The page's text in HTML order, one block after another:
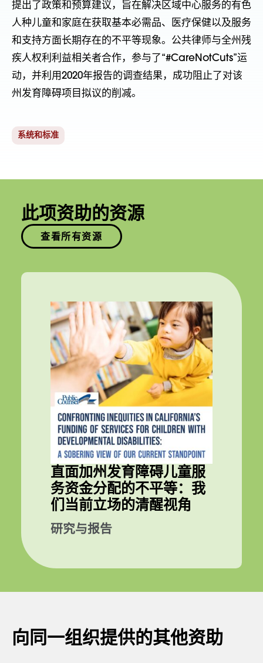
提出了政策和预算建议，旨在解决区域中心服务的有色
人种儿童和家庭在获取基本必需品、医疗保健以及服务
和支持方面长期存在的不平等现象。公共律师与全州残
疾人权利利益相关者合作，参与了“#CareNotCuts”运
动，并利用2020年报告的调查结果，成功阻止了对该
州发育障碍项目拟议的削减。
系统和标准
此项资助的资源
查看所有资源
直面加州发育障碍儿童服
务资金分配的不平等：我
们当前立场的清醒视角
研究与报告
向同一组织提供的其他资助